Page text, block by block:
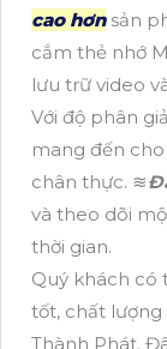
cao hơnsản
cắm thẻ nhớ
lưu trữ video
Với độ phân
mang đến
chân thực. ≋
và theo dõi
thời gian.
Quý khách có
tốt, chất lượng
Thành Phát.